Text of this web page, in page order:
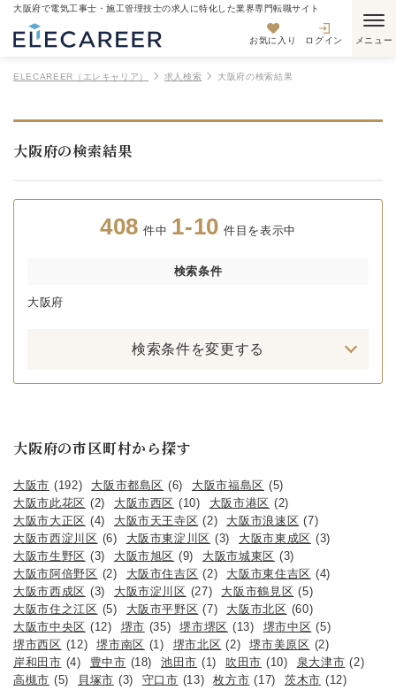
大阪府で電気工事士・施工管理技士の求人に特化した業界専門転職サイト
お気に入り ログイン
ELECAREER（エレキャリア） 求人検索 大阪府の検索結果
大阪府の検索結果
408 件中 1-10 件目を表示中
検索条件
大阪府
検索条件を変更する
大阪府の市区町村から探す
大阪市 (192) 大阪市都島区 (6) 大阪市福島区 (5)
大阪市此花区 (2) 大阪市西区 (10) 大阪市港区 (2)
大阪市大正区 (4) 大阪市天王寺区 (2) 大阪市浪速区 (7)
大阪市西淀川区 (6) 大阪市東淀川区 (3) 大阪市東成区 (3)
大阪市生野区 (3) 大阪市旭区 (9) 大阪市城東区 (3)
大阪市阿倍野区 (2) 大阪市住吉区 (2) 大阪市東住吉区 (4)
大阪市西成区 (3) 大阪市淀川区 (27) 大阪市鶴見区 (5)
大阪市住之江区 (5) 大阪市平野区 (7) 大阪市北区 (60)
大阪市中央区 (12) 堺市 (35) 堺市堺区 (13) 堺市中区 (5)
堺市西区 (12) 堺市南区 (1) 堺市北区 (2) 堺市美原区 (2)
岸和田市 (4) 豊中市 (18) 池田市 (1) 吹田市 (10) 泉大津市 (2)
高槻市 (5) 貝塚市 (3) 守口市 (13) 枚方市 (17) 茨木市 (12)